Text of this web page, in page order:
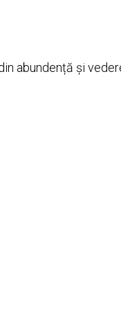
abundență și